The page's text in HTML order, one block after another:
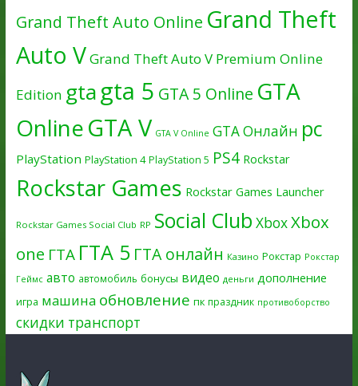
Grand Theft Auto Online Grand Theft
Auto VGrand Theft Auto V Premium Online
Edition gtagta 5 GTA 5 Online GTA
OnlineGTA V GTA V Online GTA Онлайн pc
PlayStation PlayStation 4 PlayStation 5 PS4 Rockstar
Rockstar Games Rockstar Games Launcher
Rockstar Games Social Club RP Social Club XboxXbox
one ГТА ГТА 5 ГТА онлайн Казино Рокстар Рокстар
Геймс авто автомобиль бонусы видео деньги дополнение
игра машина обновление пк праздник противоборство
скидки транспорт